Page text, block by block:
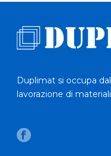
Duplimat si occupa
lavorazione di